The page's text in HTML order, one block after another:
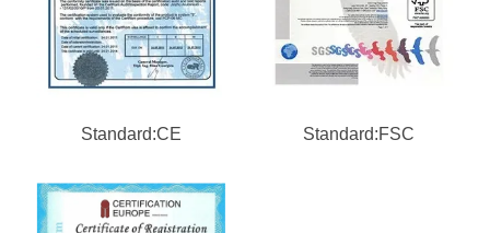
Standard:CE Standard:FSC